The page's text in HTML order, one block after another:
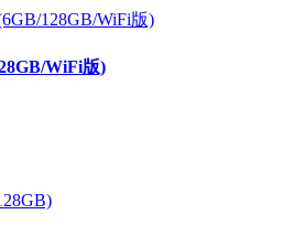
WiFi版)